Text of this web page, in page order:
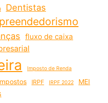
Dentistas
fluxo de caixa
Imposto de Renda
IRPF IRPF 2022
MEI